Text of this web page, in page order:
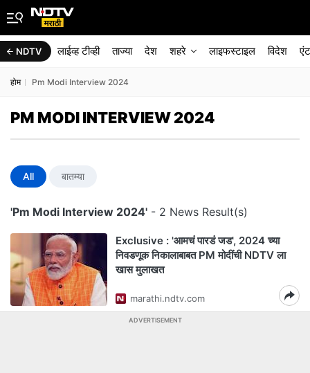
NDTV लाईव्ह टीव्ही ताज्या देश शहरे लाइफस्टाइल विदेश
होम Pm Modi Interview 2024
PM MODI INTERVIEW 2024
All बातम्या
'Pm Modi Interview 2024' - 2 News Result(s)
Exclusive : 'आमचं पारडं जड', 2024 च्या
निवडणूक निकालाबाबत PM मोदींची NDTV ला
खास मुलाखत
marathi.ndtv.com
ADVERTISEMENT